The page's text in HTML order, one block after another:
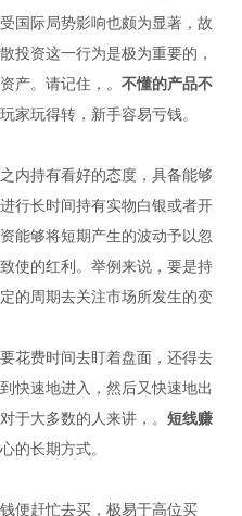
国际局势影响也颇为显著，故
投资这一行为是极为重要的，
产。请记住，。不懂的产品不
家玩得转，新手容易亏钱。
内持有看好的态度，具备能够
行长时间持有实物白银或者开
能够将短期产生的波动予以忽
使的红利。举例来说，要是持
的周期去关注市场所发生的变
花费时间去盯着盘面，还得去
快速地进入，然后又快速地出
于大多数的人来讲，。短线赚
的长期方式。
便赶忙去买，极易于高位买